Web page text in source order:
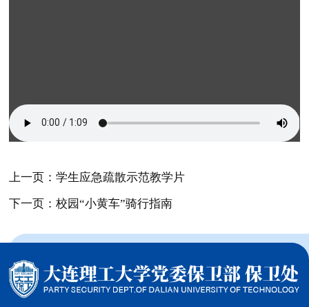
上一页：学生应急疏散示范教学片
下一页：校园“小黄车”骑行指南